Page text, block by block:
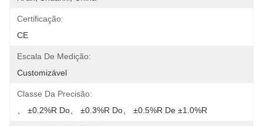
Certificação:
CE
Escala De Medição:
Customizável
Classe Da Precisão:
、 ±0.2%R Do、 ±0.3%R Do、 ±0.5%R De ±1.0%R